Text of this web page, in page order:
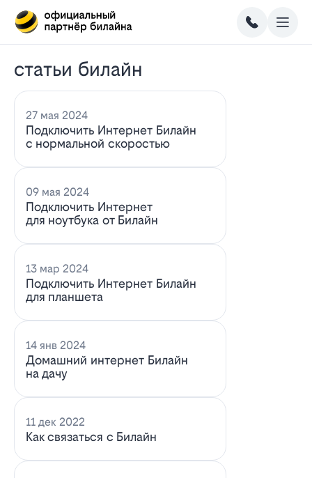
статьи билайн
27 мая 2024
Подключить Интернет Билайн
с нормальной скоростью
09 мая 2024
Подключить Интернет
для ноутбука от Билайн
13 мар 2024
Подключить Интернет Билайн
для планшета
14 янв 2024
Домашний интернет Билайн
на дачу
11 дек 2022
Как связаться с Билайн